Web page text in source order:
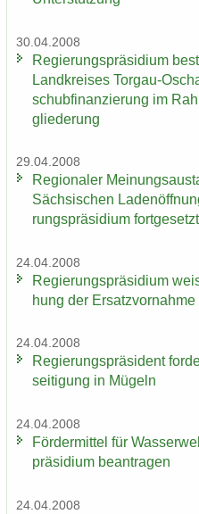
30.04.2008
Re­gie­rungs­prä­si­di­um
Land­krei­ses Torgau-​
schub­fi­nan­zie­rung im
glie­de­rung
29.04.2008
Re­gio­na­ler
Säch­si­schen
rungs­prä­si­di­um fort­ge­setzt
24.04.2008
Re­gie­rungs­prä­si­di­um
hung der Er­satz­vor­nah­me
24.04.2008
Re­gie­rungs­prä­si­dent
sei­ti­gung in Mü­geln
24.04.2008
För­der­mit­tel für
prä­si­di­um be­an­tra­gen
24.04.2008